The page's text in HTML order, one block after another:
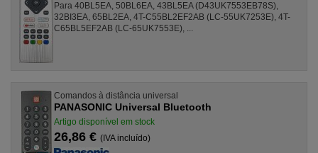
Para 40BL5EA, 50BL6EA, 43BL5EA (D43UK7553EB78S),
32BI3EA, 65BL2EA, 4T-C55BL2EF2AB (LC-55UK7253E), 4T-
C65BL5EF2AB (LC-65UK7553E), ...
Comandos à distância universal
PANASONIC Universal Bluetooth
Artigo disponível em stock
26,86 € (IVA incluído)